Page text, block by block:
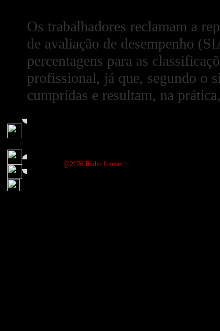
Os trabalhadores reclamam a
de avaliação de desempenho
percentagens para as
profissional, já que, segundo o
cumpridas e resultam, na
@2026 Rádio Linear